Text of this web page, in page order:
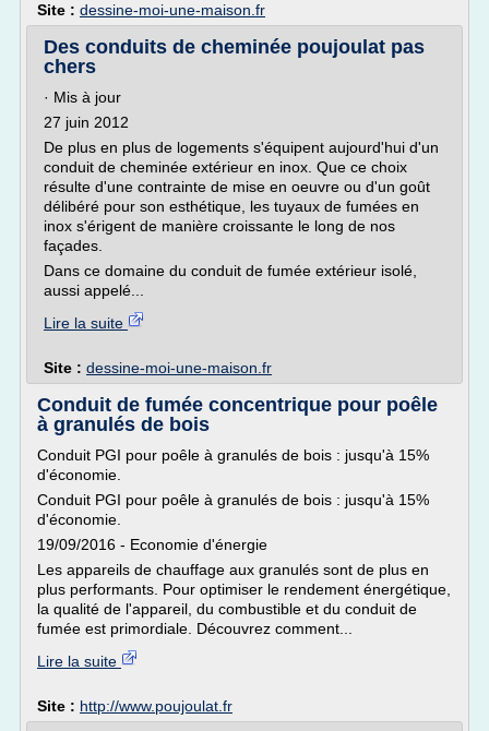
Site : dessine-moi-une-maison.fr
Des conduits de cheminée poujoulat pas
chers
· Mis à jour
27 juin 2012
De plus en plus de logements s'équipent aujourd'hui d'un
conduit de cheminée extérieur en inox. Que ce choix
résulte d'une contrainte de mise en oeuvre ou d'un goût
délibéré pour son esthétique, les tuyaux de fumées en
inox s'érigent de manière croissante le long de nos
façades.
Dans ce domaine du conduit de fumée extérieur isolé,
aussi appelé...
Lire la suite
Site : dessine-moi-une-maison.fr
Conduit de fumée concentrique pour poêle
à granulés de bois
Conduit PGI pour poêle à granulés de bois : jusqu'à 15%
d'économie.
Conduit PGI pour poêle à granulés de bois : jusqu'à 15%
d'économie.
19/09/2016 - Economie d'énergie
Les appareils de chauffage aux granulés sont de plus en
plus performants. Pour optimiser le rendement énergétique,
la qualité de l'appareil, du combustible et du conduit de
fumée est primordiale. Découvrez comment...
Lire la suite
Site : http://www.poujoulat.fr